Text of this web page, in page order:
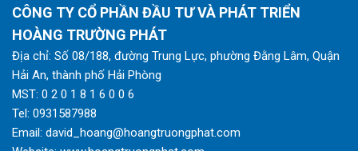
CÔNG TY CỔ PHẦN ĐẦU TƯ VÀ PHÁT TRIỂN
HOÀNG TRƯỜNG PHÁT
Địa chỉ: Số 08/188, đường Trung Lực, phường Đằng Lâm, Quận
Hải An, thành phố Hải Phòng
MST: 0 2 0 1 8 1 6 0 0 6
Tel: 0931587988
Email: david_hoang@hoangtruongphat.com